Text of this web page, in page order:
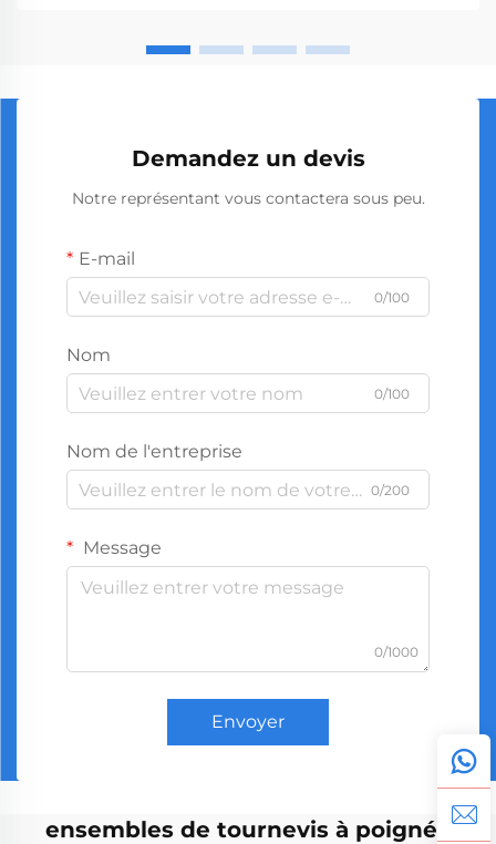
Demandez un devis
Notre représentant vous contactera sous peu.
E-mail
0/100
Nom
0/100
Nom de l'entreprise
0/200
Message
0/1000
Envoyer
ensembles de tournevis à poignée